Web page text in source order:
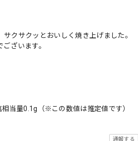
クサクッとおいしく焼き上げました。
ざいます。
当量0.1g（※この数値は推定値です）
通報する